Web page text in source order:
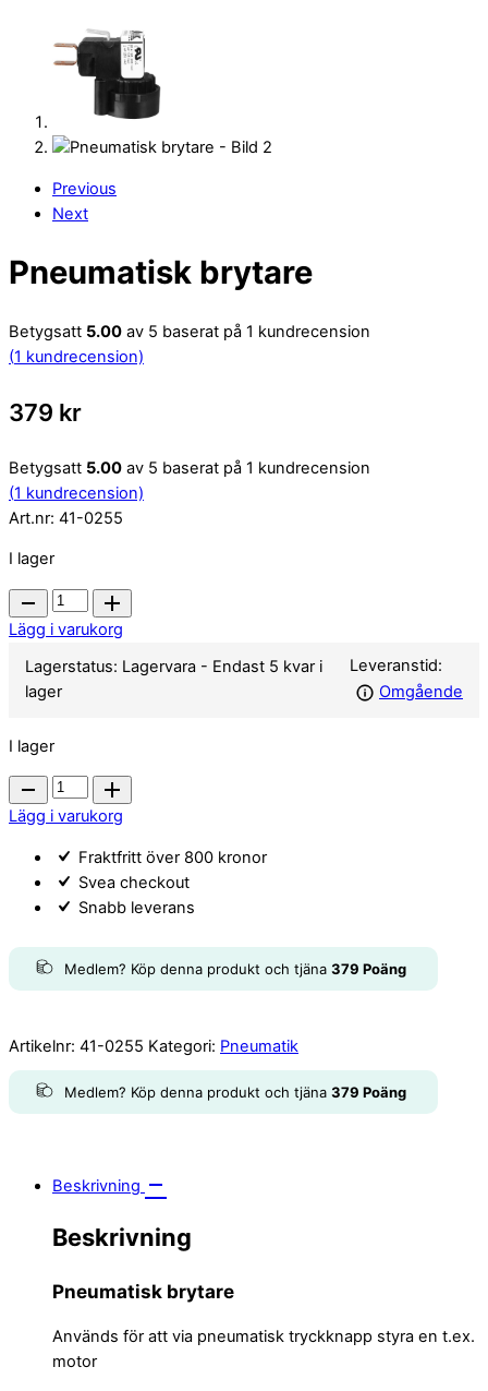
Previous
Next
Pneumatisk brytare
Betygsatt 5.00 av 5 baserat på 1 kundrecension
(1 kundrecension)
379 kr
Betygsatt 5.00 av 5 baserat på 1 kundrecension
(1 kundrecension)
Art.nr: 41-0255
I lager
Pneumatisk
brytare
Lägg i varukorg
Lagerstatus: Lagervara - Endast 5 kvar i
lager
Leveranstid:
Omgående
I lager
Pneumatisk
brytare
Lägg i varukorg
Fraktfritt över 800 kronor
Svea checkout
Snabb leverans
Medlem? Köp denna produkt och tjäna 379 Poäng
Artikelnr: 41-0255 Kategori: Pneumatik
Medlem? Köp denna produkt och tjäna 379 Poäng
Beskrivning
Beskrivning
Pneumatisk brytare
Används för att via pneumatisk tryckknapp styra en t.ex.
motor